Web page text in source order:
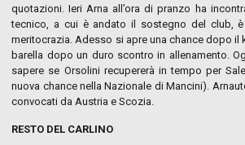
quotazioni. Ieri Arna all’ora di pranzo ha
tecnico, a cui è andato il sostegno del club,
meritocrazia. Adesso si apre una chance dopo il
barella dopo un duro scontro in allenamento.
sapere se Orsolini recupererà in tempo per
nuova chance nella Nazionale di Mancini).
convocati da Austria e Scozia.
RESTO DEL CARLINO